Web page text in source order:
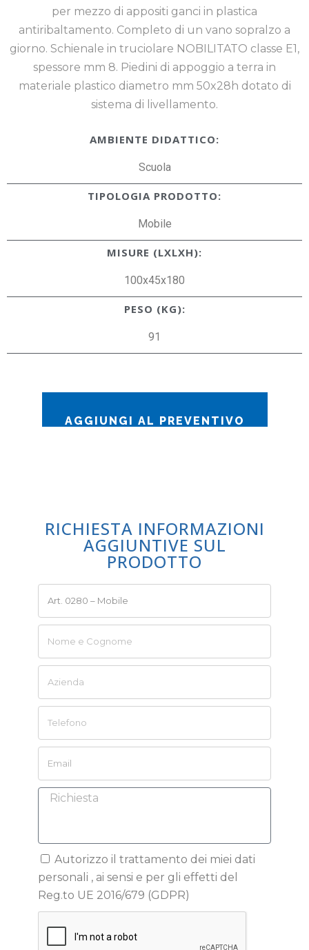
per mezzo di appositi ganci in plastica
antiribaltamento. Completo di un vano sopralzo a
giorno. Schienale in truciolare NOBILITATO classe E1,
spessore mm 8. Piedini di appoggio a terra in
materiale plastico diametro mm 50x28h dotato di
sistema di livellamento.
AMBIENTE DIDATTICO:
Scuola
TIPOLOGIA PRODOTTO:
Mobile
MISURE (LXLXH):
100x45x180
PESO (KG):
91
AGGIUNGI AL PREVENTIVO
RICHIESTA INFORMAZIONI
AGGIUNTIVE SUL
PRODOTTO
Autorizzo il trattamento dei miei dati
personali , ai sensi e per gli effetti del
Reg.to UE 2016/679 (GDPR)